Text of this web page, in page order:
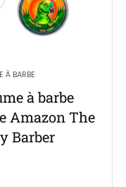
À BARBE
à barbe
Amazon The
Barber